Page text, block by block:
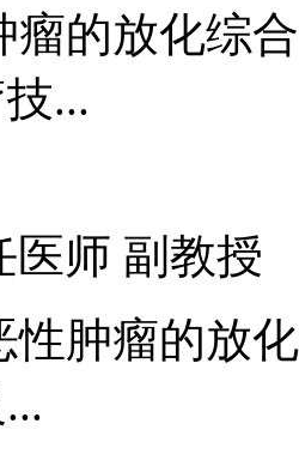
瘤的放化综
...
医师 副教授
性肿瘤的放